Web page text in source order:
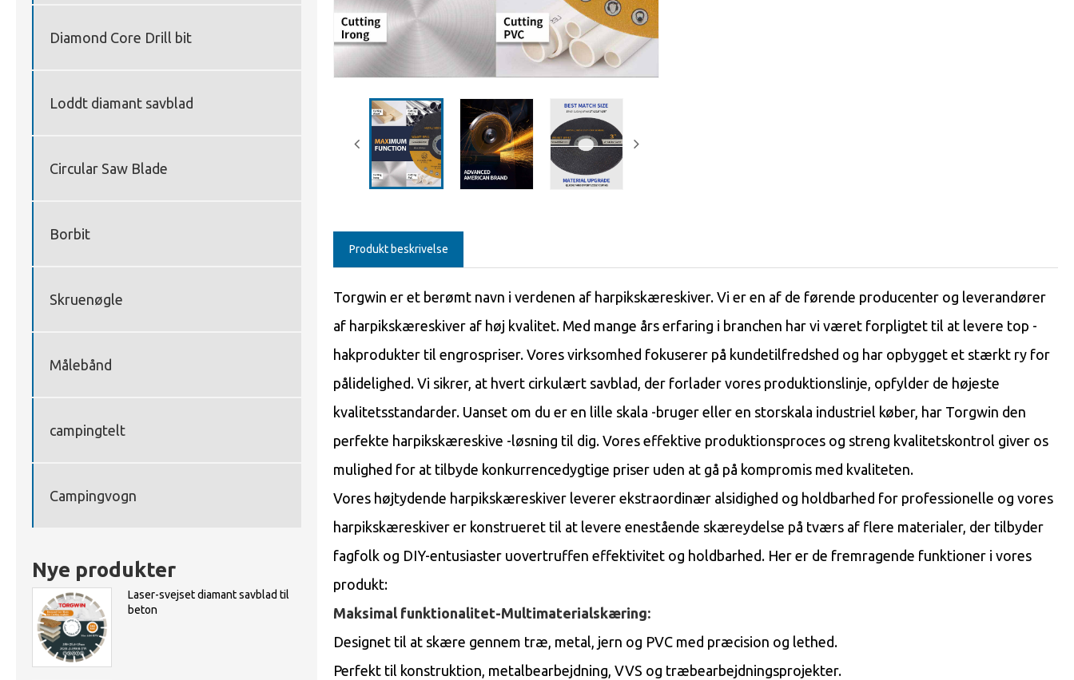
Diamond Core Drill bit
Loddt diamant savblad
Circular Saw Blade
Borbit
Skruenøgle
Målebånd
campingtelt
Campingvogn
Nye produkter
Laser-svejset diamant savblad til
beton
Produkt beskrivelse
Torgwin er et berømt navn i verdenen af ​​harpikskæreskiver. Vi er en af ​​de førende producenter og leverandører
af harpikskæreskiver af høj kvalitet. Med mange års erfaring i branchen har vi været forpligtet til at levere top -
hakprodukter til engrospriser. Vores virksomhed fokuserer på kundetilfredshed og har opbygget et stærkt ry for
pålidelighed. Vi sikrer, at hvert cirkulært savblad, der forlader vores produktionslinje, opfylder de højeste
kvalitetsstandarder. Uanset om du er en lille skala -bruger eller en storskala industriel køber, har Torgwin den
perfekte harpikskæreskive -løsning til dig. Vores effektive produktionsproces og streng kvalitetskontrol giver os
mulighed for at tilbyde konkurrencedygtige priser uden at gå på kompromis med kvaliteten.
Vores højtydende harpikskæreskiver leverer ekstraordinær alsidighed og holdbarhed for professionelle og vores
harpikskæreskiver er konstrueret til at levere enestående skæreydelse på tværs af flere materialer, der tilbyder
fagfolk og DIY-entusiaster uovertruffen effektivitet og holdbarhed. Her er de fremragende funktioner i vores
produkt:
Maksimal funktionalitet-Multimaterialskæring:
Designet til at skære gennem træ, metal, jern og PVC med præcision og lethed.
Perfekt til konstruktion, metalbearbejdning, VVS og træbearbejdningsprojekter.